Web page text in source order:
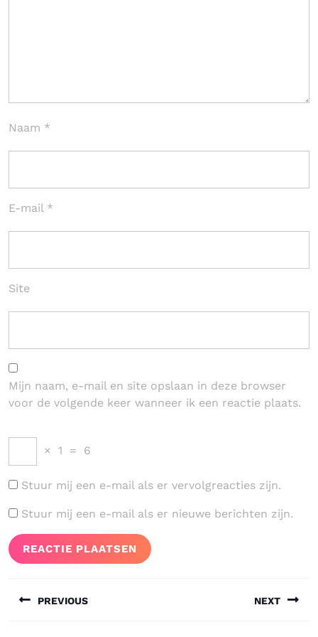
Naam *
E-mail *
Site
Mijn naam, e-mail en site opslaan in deze browser
voor de volgende keer wanneer ik een reactie plaats.
× 1 = 6
Stuur mij een e-mail als er vervolgreacties zijn.
Stuur mij een e-mail als er nieuwe berichten zijn.
navigatie
PREVIOUS NEXT